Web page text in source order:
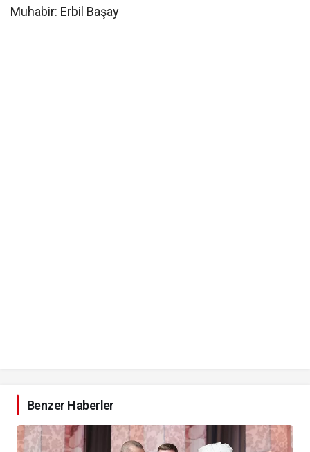
Muhabir: Erbil Başay
Benzer Haberler